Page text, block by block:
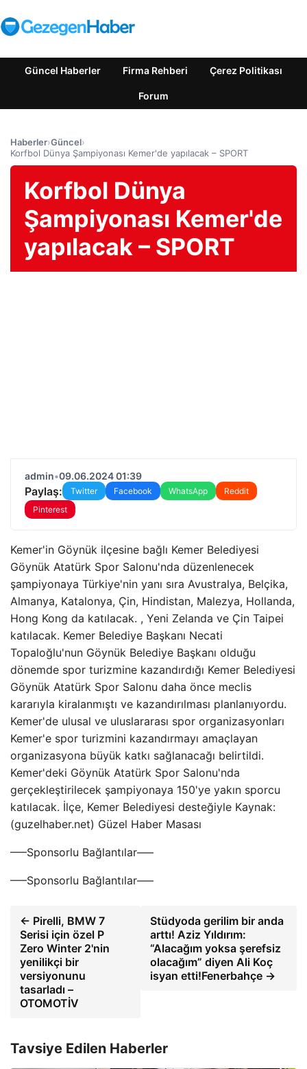
Güncel Haberler Firma Rehberi Çerez Politikası
Forum
Haberler›Güncel›
Korfbol Dünya Şampiyonası Kemer'de yapılacak – SPORT
Korfbol Dünya
Şampiyonası Kemer'de
yapılacak – SPORT
admin•09.06.2024 01:39
Paylaş: Twitter Facebook WhatsApp
Reddit
Pinterest
Kemer'in Göynük ilçesine bağlı Kemer Belediyesi
Göynük Atatürk Spor Salonu'nda düzenlenecek
şampiyonaya Türkiye'nin yanı sıra Avustralya, Belçika,
Almanya, Katalonya, Çin, Hindistan, Malezya, Hollanda,
Hong Kong da katılacak. , Yeni Zelanda ve Çin Taipei
katılacak. Kemer Belediye Başkanı Necati
Topaloğlu'nun Göynük Belediye Başkanı olduğu
dönemde spor turizmine kazandırdığı Kemer Belediyesi
Göynük Atatürk Spor Salonu daha önce meclis
kararıyla kiralanmıştı ve kazandırılması planlanıyordu.
Kemer'de ulusal ve uluslararası spor organizasyonları
Kemer'e spor turizmini kazandırmayı amaçlayan
organizasyona büyük katkı sağlanacağı belirtildi.
Kemer'deki Göynük Atatürk Spor Salonu'nda
gerçekleştirilecek şampiyonaya 150'ye yakın sporcu
katılacak. İlçe, Kemer Belediyesi desteğiyle Kaynak:
(guzelhaber.net) Güzel Haber Masası
—–Sponsorlu Bağlantılar—–
—–Sponsorlu Bağlantılar—–
← Pirelli, BMW 7
Serisi için özel P
Zero Winter 2'nin
yenilikçi bir
versiyonunu
tasarladı –
OTOMOTİV
Stüdyoda gerilim bir anda
arttı! Aziz Yıldırım:
“Alacağım yoksa şerefsiz
olacağım” diyen Ali Koç
isyan etti!Fenerbahçe →
Tavsiye Edilen Haberler